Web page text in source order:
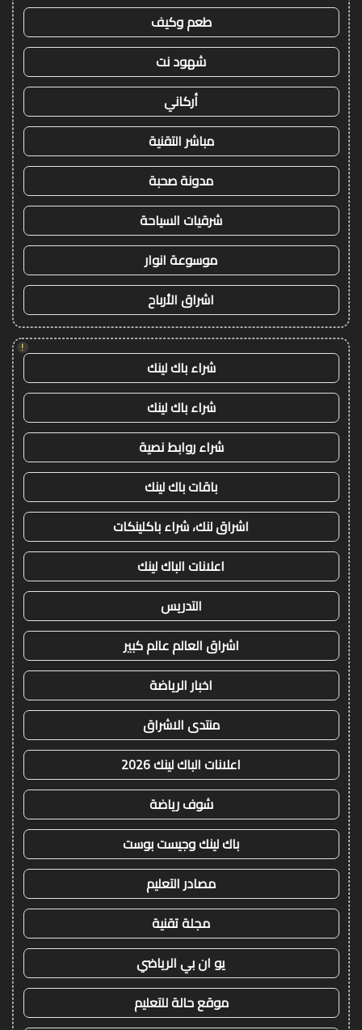
طعم وكيف
شهود نت
أركاني
مباشر التقنية
مدونة صحبة
شرقيات السياحة
موسوعة انوار
اشراق الأرباح
!
شراء باك لينك
شراء باك لينك
شراء روابط نصية
باقات باك لينك
اشراق لنك، شراء باكلينكات
اعلانات الباك لينك
التدريس
اشراق العالم عالم كبير
اخبار الرياضة
منتدى الاشراق
اعلانات الباك لينك 2026
شوف رياضة
باك لينك وجيست بوست
مصادر التعليم
مجلة تقنية
يو ان بي الرياضي
موقع حالة للتعليم